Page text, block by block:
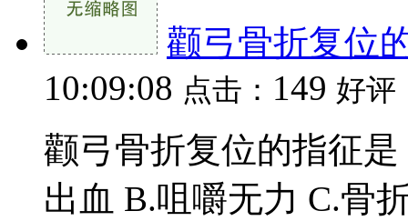
颧弓骨折复位
10:09:08 点击： 149 好评
颧弓骨折复位的指征
出血 B.咀嚼无力 C.骨